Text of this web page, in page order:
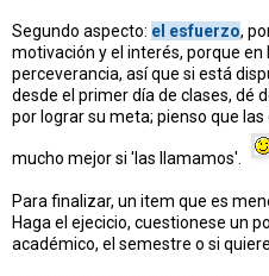
Segundo aspecto: el esfuerzo,
motivación y el interés, porque en
perceverancia, así que si está
desde el primer día de clases, dé
por lograr su meta; pienso que las
mucho mejor si 'las llamamos'.
Para finalizar, un item que es
Haga el ejecicio, cuestionese un
académico, el semestre o si